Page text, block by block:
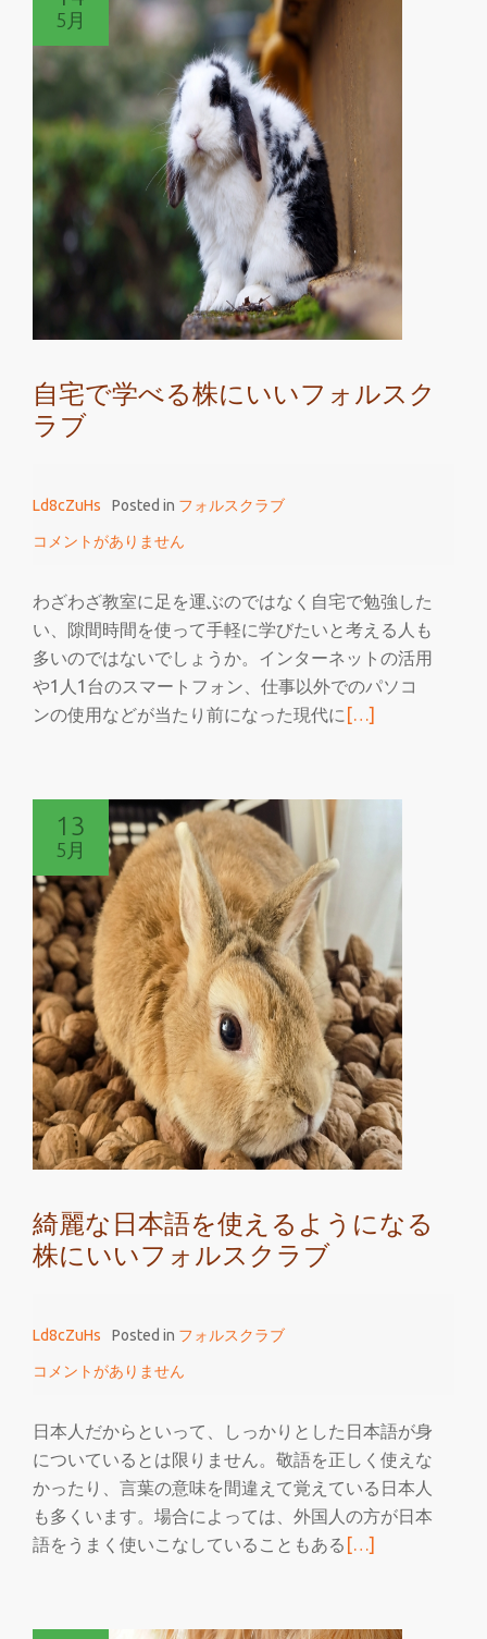
良
い
学
び
を
す
る
な
株
ス
ク
ブ
5月
自宅で学べる株にいいフォルスク
ラブ
Ld8cZuHs Posted in フォルスクラブ
コメントがありません
わざわざ教室に足を運ぶのではなく自宅で勉強した
い、隙間時間を使って手軽に学びたいと考える人も
多いのではないでしょうか。インターネットの活用
や1人1台のスマートフォン、仕事以外でのパソコ
ンの使用などが当たり前になった現代に 続
読
学
べ
る
株
に
い
い
フ
ォ
ス
[…]
13
5月
綺麗な日本語を使えるようになる
株にいいフォルスクラブ
Ld8cZuHs Posted in フォルスクラブ
コメントがありません
日本人だからといって、しっかりとした日本語が身
についているとは限りません。敬語を正しく使えな
かったり、言葉の意味を間違えて覚えている日本人
も多くいます。場合によっては、外国人の方が日本
語をうまく使いこなしていることもある 続
読
[…]